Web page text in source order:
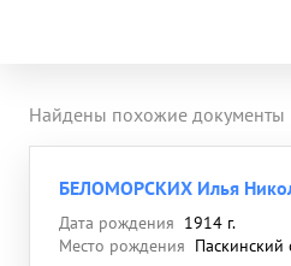
Найдены похожие документы
БЕЛОМОРСКИХ Илья
Дата рождения 1914 г.
Место рождения Паскинский